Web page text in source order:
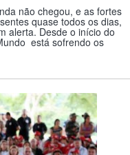
não chegou, e as fortes
quase todos os dias,
alerta. Desde o início do
está sofrendo os